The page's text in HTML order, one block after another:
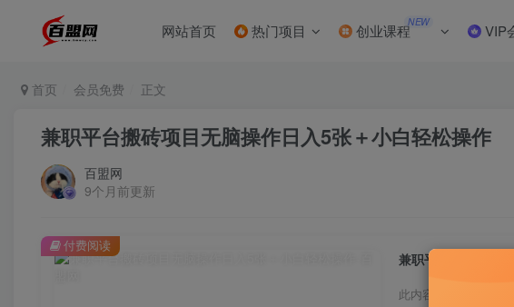
网站首页 热门项目 创业课程NEW VIP
首页 会员免费 正文
兼职平台搬砖项目无脑操作日入5张＋小白轻松操作
百盟网
9个月前更新
兼职平台搬砖项目
此内容为付费阅读，
付费阅读